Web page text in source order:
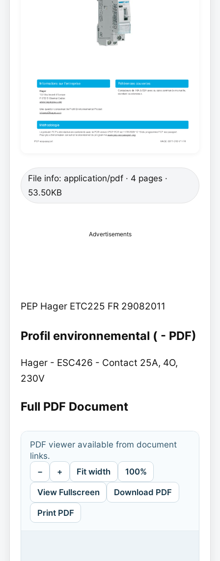
File info: application/pdf · 4 pages ·
53.50KB
Advertisements
PEP Hager ETC225 FR 29082011
Profil environnemental ( - PDF)
Hager - ESC426 - Contact 25A, 4O,
230V
Full PDF Document
PDF viewer available from document
links.
− + Fit width 100%
View Fullscreen Download PDF
Print PDF